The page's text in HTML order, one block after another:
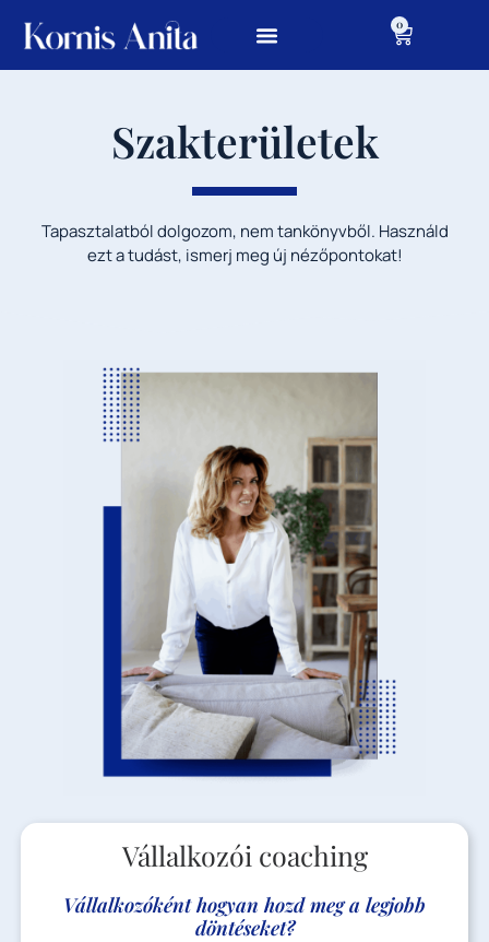
0
Szakterületek
Tapasztalatbóldolgozom, nemtankönyvből. Használd
ezt a tudást, ismerj meg új nézőpontokat!
Vállalkozói coaching
Vállalkozóként hogyan hozd meg a legjobb
döntéseket?